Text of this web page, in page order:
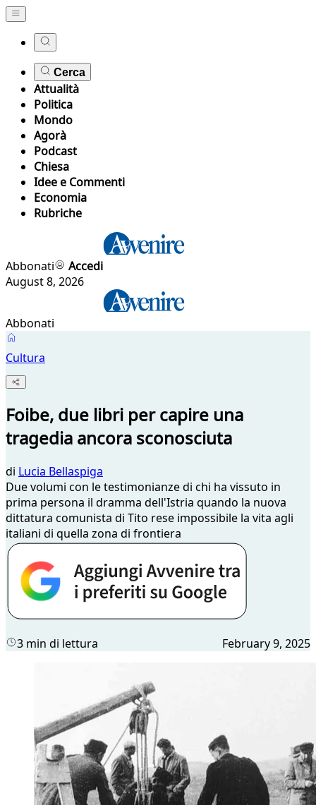
Cerca
Attualità
Politica
Mondo
Agorà
Podcast
Chiesa
Idee e Commenti
Economia
Rubriche
Abbonati
Accedi
August 8, 2026
Abbonati
Cultura
Foibe, due libri per capire una
tragedia ancora sconosciuta
di Lucia Bellaspiga
Due volumi con le testimonianze di chi ha vissuto in
prima persona il dramma dell'Istria quando la nuova
dittatura comunista di Tito rese impossibile la vita agli
italiani di quella zona di frontiera
3 min di lettura February 9, 2025